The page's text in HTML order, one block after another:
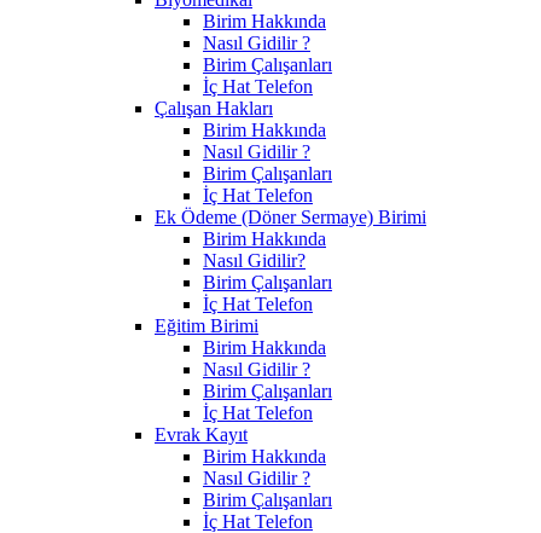
Birim Hakkında
Nasıl Gidilir ?
Birim Çalışanları
İç Hat Telefon
Çalışan Hakları
Birim Hakkında
Nasıl Gidilir ?
Birim Çalışanları
İç Hat Telefon
Ek Ödeme (Döner Sermaye) Birimi
Birim Hakkında
Nasıl Gidilir?
Birim Çalışanları
İç Hat Telefon
Eğitim Birimi
Birim Hakkında
Nasıl Gidilir ?
Birim Çalışanları
İç Hat Telefon
Evrak Kayıt
Birim Hakkında
Nasıl Gidilir ?
Birim Çalışanları
İç Hat Telefon